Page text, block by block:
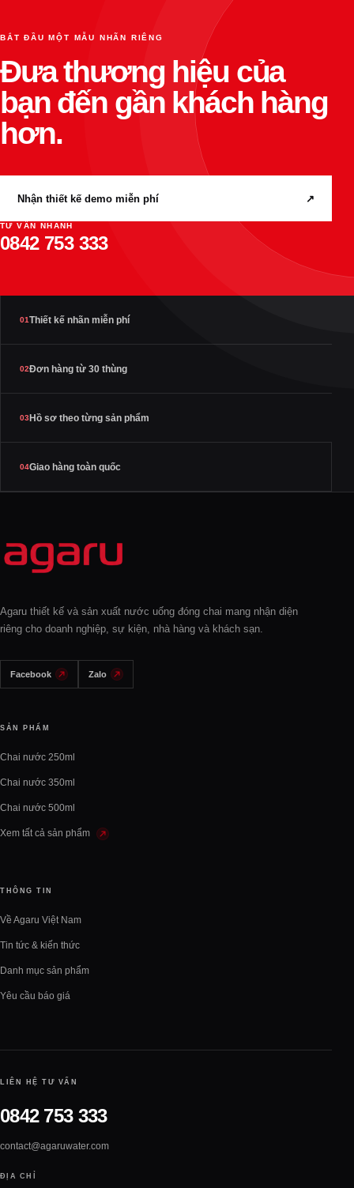
BẮT ĐẦU MỘT MẪU NHÃN RIÊNG
Đưa thương hiệu của
bạn đến gần khách hàng
hơn.
Nhận thiết kế demo miễn phí ↗
TƯ VẤN NHANH
0842 753 333
01Thiết kế nhãn miễn phí
02Đơn hàng từ 30 thùng
03Hồ sơ theo từng sản phẩm
04Giao hàng toàn quốc
Agaru thiết kế và sản xuất nước uống đóng chai mang nhận diện
riêng cho doanh nghiệp, sự kiện, nhà hàng và khách sạn.
Facebook Zalo
SẢN PHẨM
Chai nước 250ml
Chai nước 350ml
Chai nước 500ml
Xem tất cả sản phẩm
THÔNG TIN
Về Agaru Việt Nam
Tin tức & kiến thức
Danh mục sản phẩm
Yêu cầu báo giá
LIÊN HỆ TƯ VẤN
0842 753 333
contact@agaruwater.com
ĐỊA CHỈ